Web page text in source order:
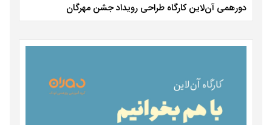
دورهمی آن‌لاین کارگاه طراحی رویداد جشن مهرگان